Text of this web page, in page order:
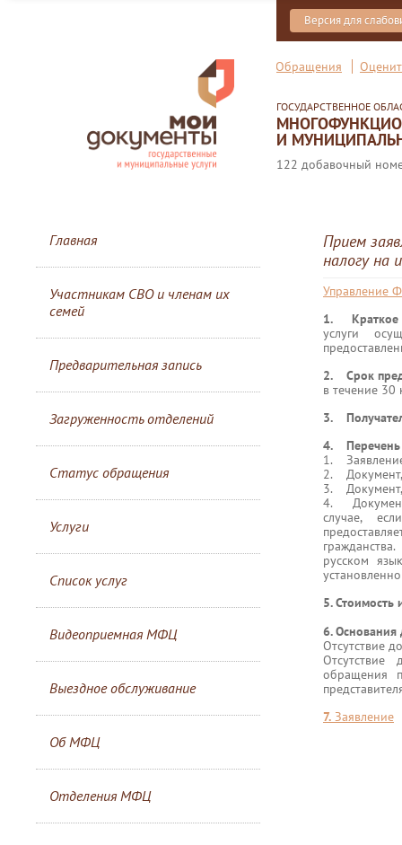
Версия для
Обращения
ГОСУДАРСТВЕННОЕ
И
122 добавочный
Главная
Участникам СВО и членам их
семей
Предварительная запись
Загруженность отделений
Статус обращения
Услуги
Список услуг
Видеоприемная МФЦ
Выездное обслуживание
Об МФЦ
Отделения МФЦ
Прием
налогу на
Управление
1. Краткое
услуги
2. Срок
в течение
3.
4. Перечень
1.
2. Документ,
3. Документ,
4.
случае,
русском
5.
6. Основания
Отсутствие
Отсутствие
обращения
7. Заявление